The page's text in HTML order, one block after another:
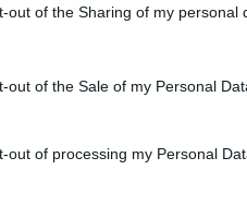
out of the Sharing of my personal
out of the Sale of my Personal
out of processing my Personal